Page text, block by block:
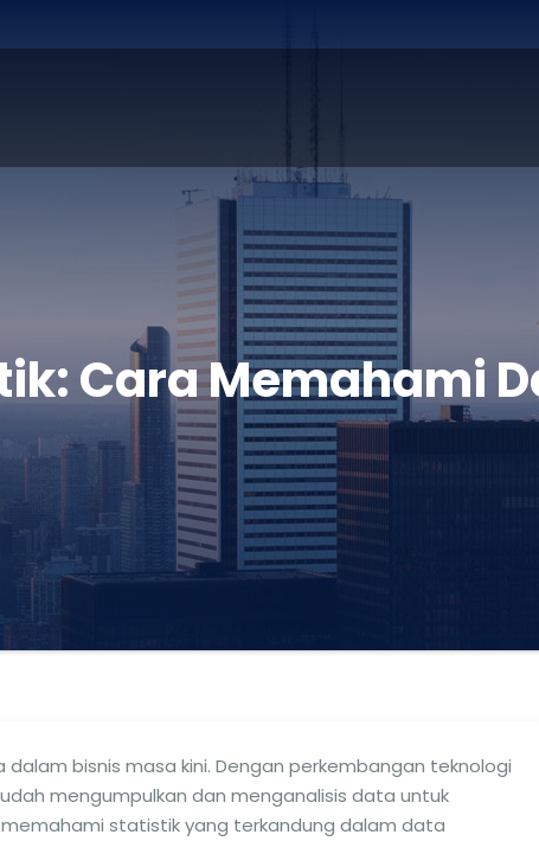
Cara Memahami
bisnis masa kini. Dengan perkembangan teknologi
mengumpulkan dan menganalisis data untuk
statistik yang terkandung dalam data